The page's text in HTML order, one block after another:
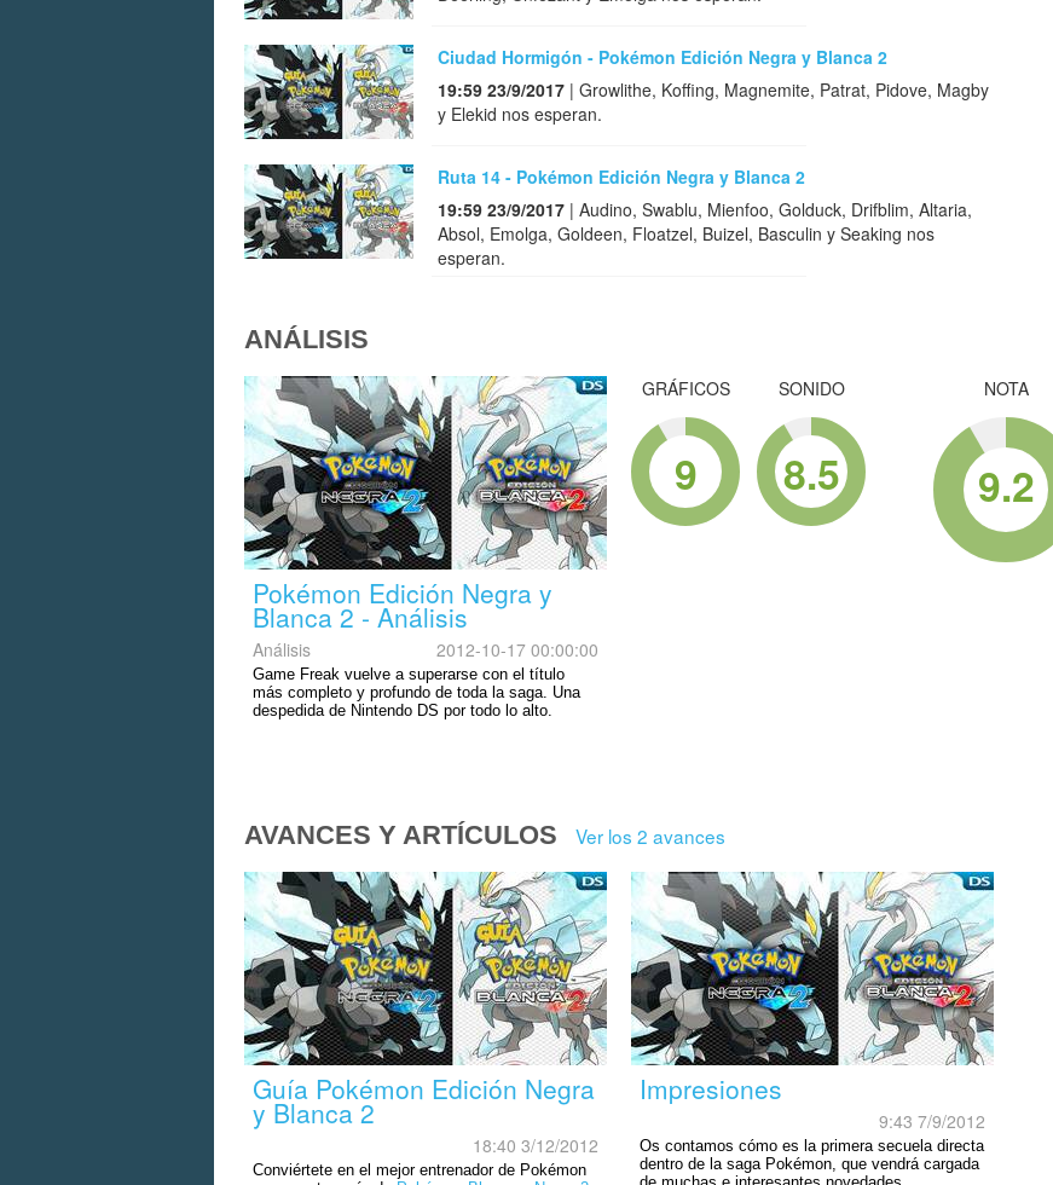
Ciudad Hormigón - Pokémon Edición Negra y Blanca 2
19:59 23/9/2017 | Growlithe, Koffing, Magnemite, Patrat, Pidove, Magby
y Elekid nos esperan.
Ruta 14 - Pokémon Edición Negra y Blanca 2
19:59 23/9/2017 | Audino, Swablu, Mienfoo, Golduck, Drifblim, Altaria,
Absol, Emolga, Goldeen, Floatzel, Buizel, Basculin y Seaking nos
esperan.
ANÁLISIS
Pokémon Edición Negra y
Blanca 2 - Análisis
Análisis 2012-10-17 00:00:00
Game Freak vuelve a superarse con el título
más completo y profundo de toda la saga. Una
despedida de Nintendo DS por todo lo alto.
GRÁFICOS
9
SONIDO
8.5
NOTA
9.2
AVANCES Y ARTÍCULOS Ver los 2 avances
Guía Pokémon Edición Negra
y Blanca 2
18:40 3/12/2012
Conviértete en el mejor entrenador de Pokémon
Impresiones
9:43 7/9/2012
Os contamos cómo es la primera secuela directa
dentro de la saga Pokémon, que vendrá cargada